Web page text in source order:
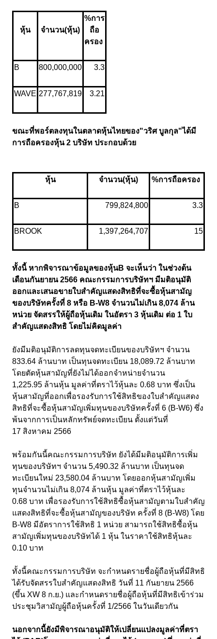
หุ้น จำนวน(หุ้น)
%การ
ถือ
ครอง
B 800,000,000 3.3
WAVE 277,767,819 3.21
ขณะที่พอร์ตลงทุนในตลาดหุ้นไทยของ"วริศ บูลกุล"ได้มี
การถือครองหุ้น 2 บริษัท ประกอบด้วย
หุ้น จำนวน(หุ้น) %การถือครอง
B 799,824,800 3.3
BROOK 1,397,264,707 15
ทั้งนี้ หากพิจารณาข้อมูลของหุ้นB จะเห็นว่า ในช่วงต้น
เดือนกันยายน 2566 คณะกรรมการบริษัทฯ มีมติอนุมัติ
ออกและเสนอขายใบสำคัญแสดงสิทธิที่จะซื้อหุ้นสามัญ
ของบริษัทครั้งที่ 8 หรือ B-W8 จำนวนไม่เกิน 8,074 ล้าน
หน่วย จัดสรรให้ผู้ถือหุ้นเดิม ในอัตรา 3 หุ้นเดิม ต่อ 1 ใบ
สำคัญแสดงสิทธิ โดยไม่คิดมูลค่า
ยังมีมติอนุมัติการลดทุนจดทะเบียนของบริษัทฯ จำนวน
833.64 ล้านบาท เป็นทุนจดทะเบียน 18,089.72 ล้านบาท
โดยตัดหุ้นสามัญที่ยังไม่ได้ออกจำหน่ายจำนวน
1,225.95 ล้านหุ้น มูลค่าที่ตราไว้หุ้นละ 0.68 บาท ซึ่งเป็น
หุ้นสามัญที่ออกเพื่อรองรับการใช้สิทธิของใบสำคัญแสดง
สิทธิที่จะซื้อหุ้นสามัญเพิ่มทุนของบริษัทครั้งที่ 6 (B-W6) ซึ่ง
พ้นจากการเป็นหลักทรัพย์จดทะเบียน ตั้งแต่วันที่
17 สิงหาคม 2566
พร้อมกันนี้คณะกรรมการบริษัท ยังได้มีมติอนุมัติการเพิ่ม
ทุนของบริษัทฯ จำนวน 5,490.32 ล้านบาท เป็นทุนจด
ทะเบียนใหม่ 23,580.04 ล้านบาท โดยออกหุ้นสามัญเพิ่ม
ทุนจำนวนไม่เกิน 8,074 ล้านหุ้น มูลค่าที่ตราไว้หุ้นละ
0.68 บาท เพื่อรองรับการใช้สิทธิซื้อหุ้นสามัญตามใบสำคัญ
แสดงสิทธิที่จะซื้อหุ้นสามัญของบริษัท ครั้งที่ 8 (B-W8) โดย
B-W8 มีอัตราการใช้สิทธิ 1 หน่วย สามารถใช้สิทธิซื้อหุ้น
สามัญเพิ่มทุนของบริษัทได้ 1 หุ้น ในราคาใช้สิทธิหุ้นละ
0.10 บาท
ทั้งนี้คณะกรรมการบริษัท จะกำหนดรายชื่อผู้ถือหุ้นที่มีสิทธิ
ได้รับจัดสรรใบสำคัญแสดงสิทธิ วันที่ 11 กันยายน 2566
(ขึ้น XW 8 ก.ย.) และกำหนดรายชื่อผู้ถือหุ้นที่มีสิทธิเข้าร่วม
ประชุมวิสามัญผู้ถือหุ้นครั้งที่ 1/2566 ในวันเดียวกัน
นอกจากนี้ยังมีพิจารณาอนุมัติให้เปลี่ยนแปลงมูลค่าที่ตรา